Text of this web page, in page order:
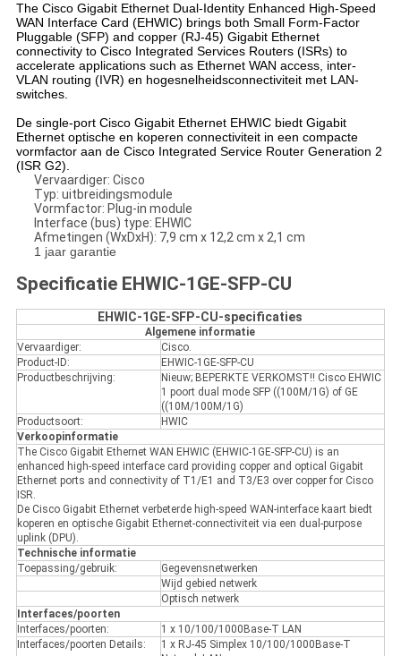
The Cisco Gigabit Ethernet Dual-Identity Enhanced High-Speed
WAN Interface Card (EHWIC) brings both Small Form-Factor
Pluggable (SFP) and copper (RJ-45) Gigabit Ethernet
connectivity to Cisco Integrated Services Routers (ISRs) to
accelerate applications such as Ethernet WAN access, inter-
VLAN routing (IVR) en hogesnelheidsconnectiviteit met LAN-
switches.
De single-port Cisco Gigabit Ethernet EHWIC biedt Gigabit
Ethernet optische en koperen connectiviteit in een compacte
vormfactor aan de Cisco Integrated Service Router Generation 2
(ISR G2).
Vervaardiger: Cisco
Typ: uitbreidingsmodule
Vormfactor: Plug-in module
Interface (bus) type: EHWIC
Afmetingen (WxDxH): 7,9 cm x 12,2 cm x 2,1 cm
1 jaar garantie
Specificatie EHWIC-1GE-SFP-CU
EHWIC-1GE-SFP-CU-specificaties
Algemene informatie
Vervaardiger:
Cisco.
Product-ID:
EHWIC-1GE-SFP-CU
Productbeschrijving:
Nieuw; BEPERKTE VERKOMST!! Cisco EHWIC
1 poort dual mode SFP ((100M/1G) of GE
((10M/100M/1G)
Productsoort:
HWIC
Verkoopinformatie
The Cisco Gigabit Ethernet WAN EHWIC (EHWIC-1GE-SFP-CU) is an
enhanced high-speed interface card providing copper and optical Gigabit
Ethernet ports and connectivity of T1/E1 and T3/E3 over copper for Cisco
ISR.
De Cisco Gigabit Ethernet verbeterde high-speed WAN-interface kaart biedt
koperen en optische Gigabit Ethernet-connectiviteit via een dual-purpose
uplink (DPU).
Technische informatie
Toepassing/gebruik:
Gegevensnetwerken
Wijd gebied netwerk
Optisch netwerk
Interfaces/poorten
Interfaces/poorten:
1 x 10/100/1000Base-T LAN
Interfaces/poorten Details:
1 x RJ-45 Simplex 10/100/1000Base-T